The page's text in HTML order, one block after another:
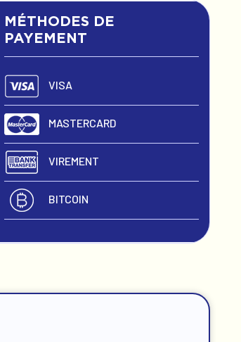
MÉTHODES DE
PAYEMENT
VISA
MASTERCARD
VIREMENT
BITCOIN